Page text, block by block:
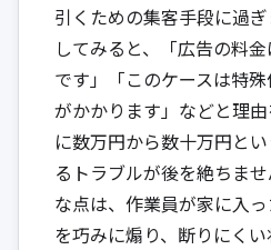
引くための集客手段に過
してみると、「広告の料
です」「このケースは特
がかかります」などと理
に数万円から数十万円と
るトラブルが後を絶ちま
な点は、作業員が家に入
を巧みに煽り、断りにく